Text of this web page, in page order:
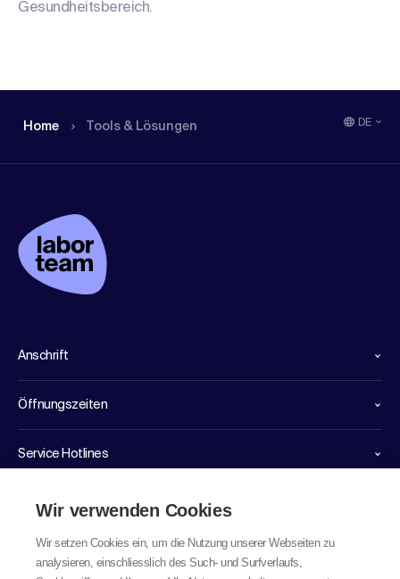
Gesundheitsbereich.
Home Tools & Lösungen DE
Anschrift
Öffnungszeiten
Service Hotlines
LinksWir verwenden Cookies
Wir setzen Cookies ein, um die Nutzung unserer Webseiten zu
analysieren, einschliesslich des Such- und Surfverlaufs,